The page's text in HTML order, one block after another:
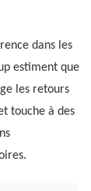
dans les
estiment que
les retours
touche à des